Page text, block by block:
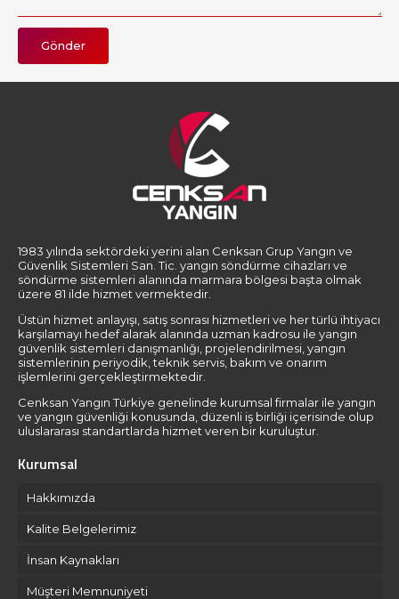
Gönder
1983 yılında sektördeki yerini alan Cenksan Grup Yangın ve
Güvenlik Sistemleri San. Tic. yangın söndürme cihazları ve
söndürme sistemleri alanında marmara bölgesi başta olmak
üzere 81 ilde hizmet vermektedir.
Üstün hizmet anlayışı, satış sonrası hizmetleri ve her türlü ihtiyacı
karşılamayı hedef alarak alanında uzman kadrosu ile yangın
güvenlik sistemleri danışmanlığı, projelendirilmesi, yangın
sistemlerinin periyodik, teknik servis, bakım ve onarım
işlemlerini gerçekleştirmektedir.
Cenksan Yangın Türkiye genelinde kurumsal firmalar ile yangın
ve yangın güvenliği konusunda, düzenli iş birliği içerisinde olup
uluslararası standartlarda hizmet veren bir kuruluştur.
Kurumsal
Hakkımızda
Kalite Belgelerimiz
İnsan Kaynakları
Müşteri Memnuniyeti